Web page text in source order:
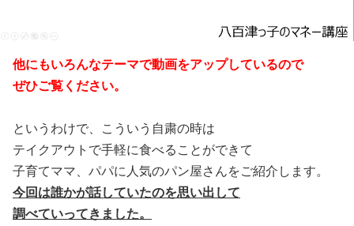
他にもいろんなテーマで動画をアップしているので
ぜひご覧ください。
というわけで、こういう自粛の時は
テイクアウトで手軽に食べることができて
子育てママ、パパに人気のパン屋さんをご紹介します。
今回は誰かが話していたのを思い出して
調べていってきました。